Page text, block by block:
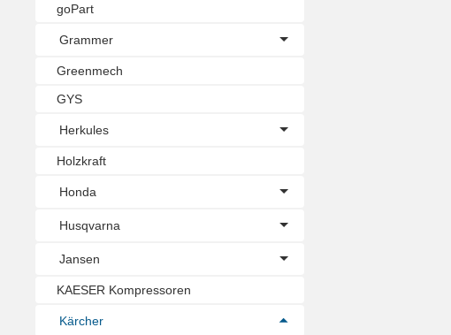
goPart
Grammer
Greenmech
GYS
Herkules
Holzkraft
Honda
Husqvarna
Jansen
KAESER Kompressoren
Kärcher